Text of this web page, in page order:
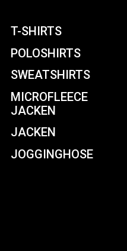
T-SHIRTS
POLOSHIRTS
SWEATSHIRTS
MICROFLEECE
JACKEN
JACKEN
JOGGINGHOSE